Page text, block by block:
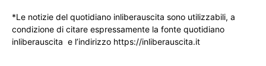
*Le notizie del quotidiano inliberauscita sono utilizzabili, a
condizione di citare espressamente la fonte quotidiano
inliberauscita e l’indirizzo https://inliberauscita.it